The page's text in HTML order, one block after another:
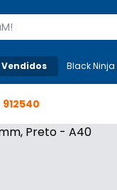
Mais-v-
Black Ninja
912540